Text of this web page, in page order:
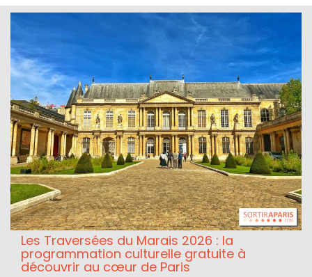
Les Traversées du Marais 2026 : la
programmation culturelle gratuite à
découvrir au cœur de Paris